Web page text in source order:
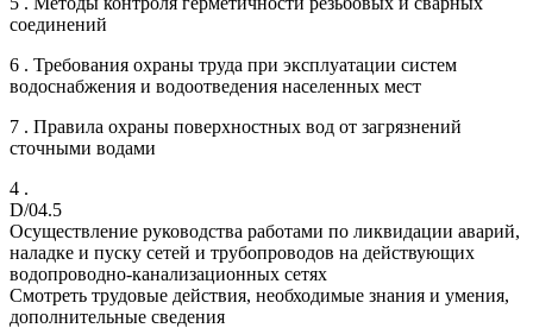
соединений
6 . Требования охраны труда при эксплуатации систем
водоснабжения и водоотведения населенных мест
7 . Правила охраны поверхностных вод от загрязнений
сточными водами
4 .
D/04.5
Осуществление руководства работами по ликвидации аварий,
наладке и пуску сетей и трубопроводов на действующих
водопроводно-канализационных сетях
Смотреть трудовые действия, необходимые знания и умения,
дополнительные сведения